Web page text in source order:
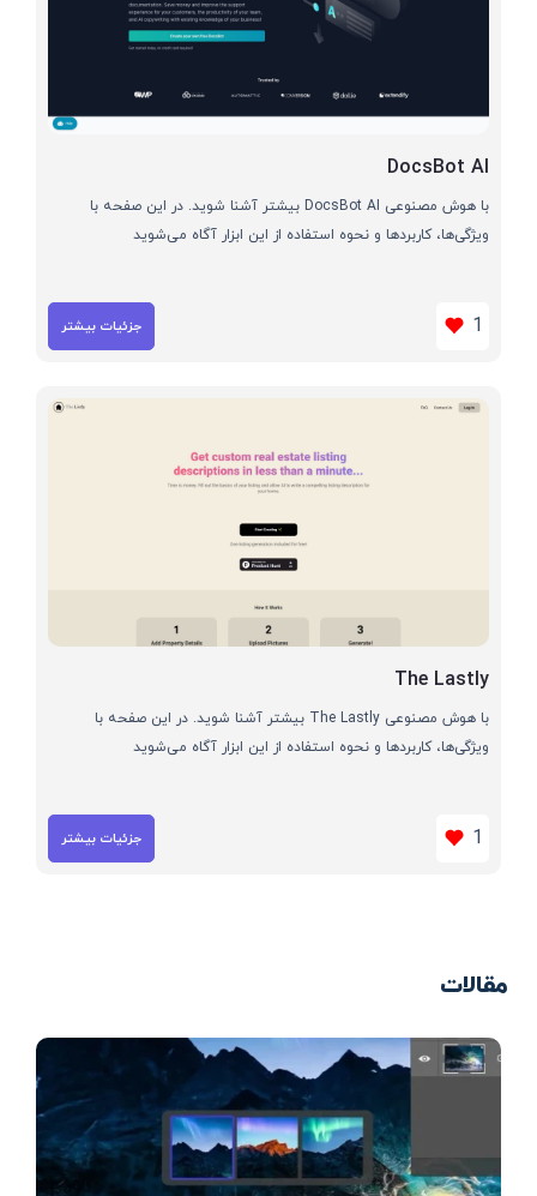
DocsBot AI
با هوش مصنوعی DocsBot AI بیشتر آشنا شوید. در این صفحه با
ویژگی‌ها، کاربردها و نحوه استفاده از این ابزار آگاه می‌شوید
1 جزئیات بیشتر
The Lastly
با هوش مصنوعی The Lastly بیشتر آشنا شوید. در این صفحه با
ویژگی‌ها، کاربردها و نحوه استفاده از این ابزار آگاه می‌شوید
1 جزئیات بیشتر
مقالات